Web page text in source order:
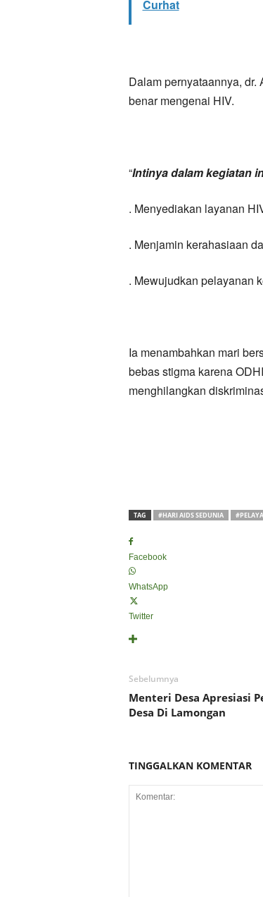
Curhat
Dalam pernyataannya,
benar mengenai HIV.
“Intinya dalam kegiatan
. Menyediakan layanan
. Menjamin kerahasiaan
. Mewujudkan pelayanan
Ia menambahkan mari
bebas stigma karena
menghilangkan
TAG #HARI AIDS SEDUNIA
Facebook
WhatsApp
Twitter
Sebelumnya
Menteri Desa Apresiasi
Desa Di Lamongan
TINGGALKAN KOMENTAR